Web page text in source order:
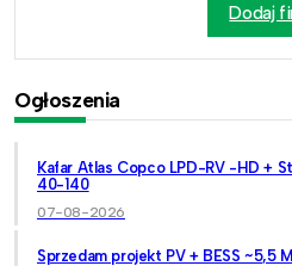
Dodaj
Ogłoszenia
Kafar Atlas Copco LPD-RV -HD +
40-140
07-08-2026
Sprzedam projekt PV + BESS ~5,5